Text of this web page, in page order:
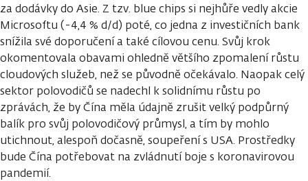
za dodávky do Asie. Z tzv. blue chips si nejhůře vedly akcie
Microsoftu (-4,4 % d/d) poté, co jedna z investičních bank
snížila své doporučení a také cílovou cenu. Svůj krok
okomentovala obavami ohledně většího zpomalení růstu
cloudových služeb, než se původně očekávalo. Naopak celý
sektor polovodičů se nadechl k solidnímu růstu po
zprávách, že by Čína měla údajně zrušit velký podpůrný
balík pro svůj polovodičový průmysl, a tím by mohlo
utichnout, alespoň dočasně, soupeření s USA. Prostředky
bude Čína potřebovat na zvládnutí boje s koronavirovou
pandemií.